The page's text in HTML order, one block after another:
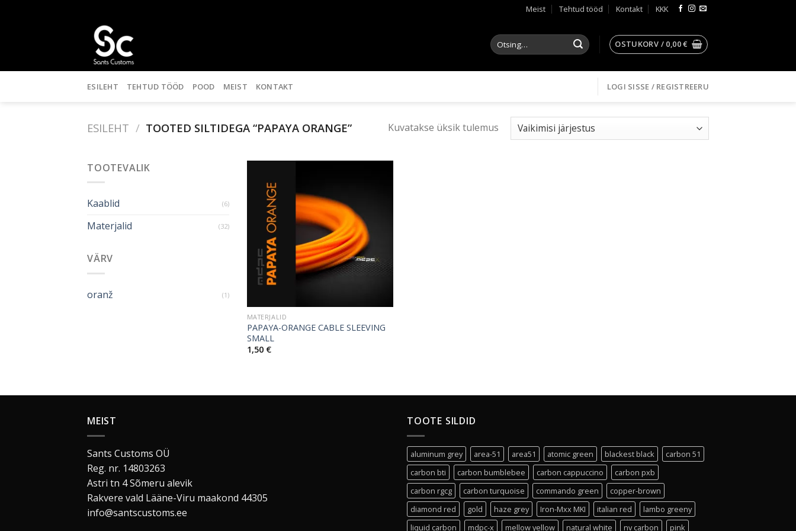
Meist Tehtud tööd Kontakt KKK
Otsi: OSTUKORV / 0,00€
ESILEHT TEHTUD TÖÖD POOD MEIST KONTAKT LOGI SISSE / REGISTREERU
ESILEHT / TOOTED SILTIDEGA “PAPAYA ORANGE” Kuvatakse üksik tulemus
TOOTEVALIK
Kaablid (6)
Materjalid (32)
VÄRV
oranž (1)
MATERJALID
PAPAYA-ORANGE CABLE SLEEVING
SMALL
1,50 €
MEIST
Sants Customs OÜ
Reg. nr. 14803263
Astri tn 4 Sõmeru alevik
Rakvere vald Lääne-Viru maakond 44305
info@santscustoms.ee
TOOTE SILDID
aluminum grey area-51 area51 atomic green blackest black
carbon 51
carbon bti
carbon bumblebee carbon cappuccino
carbon pxb
carbon rgcg
carbon turquoise commando green
copper-brown
diamond red
gold haze grey Iron-Mxx MKI italian red
lambo greeny
liquid carbon
mdpc-x mellow yellow natural white nv carbon pink